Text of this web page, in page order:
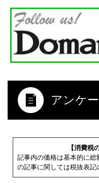
アンケ
【消費税
記事内の価格は基本的に
の記事に関しては税抜表記